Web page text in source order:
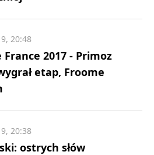
France 2017 - Primoz
etap, Froome
20:48
ostrych słów
20:38